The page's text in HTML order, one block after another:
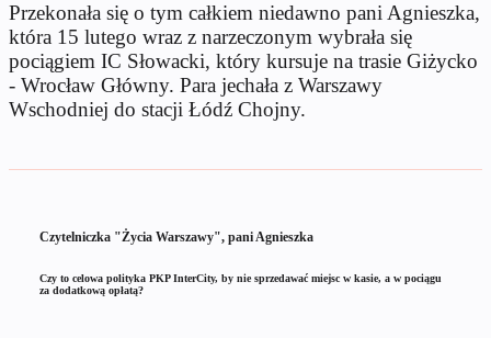
Przekonała się o tym całkiem niedawno pani Agnieszka,
która 15 lutego wraz z narzeczonym wybrała się
pociągiem IC Słowacki, który kursuje na trasie Giżycko
- Wrocław Główny. Para jechała z Warszawy
Wschodniej do stacji Łódź Chojny.
Czytelniczka "Życia Warszawy", pani Agnieszka
Czy to celowa polityka PKP InterCity, by nie sprzedawać miejsc w kasie, a w pociągu
za dodatkową opłatą?